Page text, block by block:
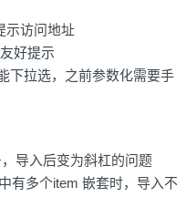
示访问地址
好提示
下拉选，之前参数化需要手
导入后变为斜杠的问题
有多个item 嵌套时，导入不